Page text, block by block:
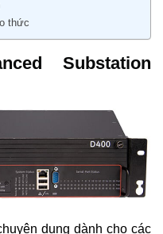
thức
Substation
dụng dành cho các